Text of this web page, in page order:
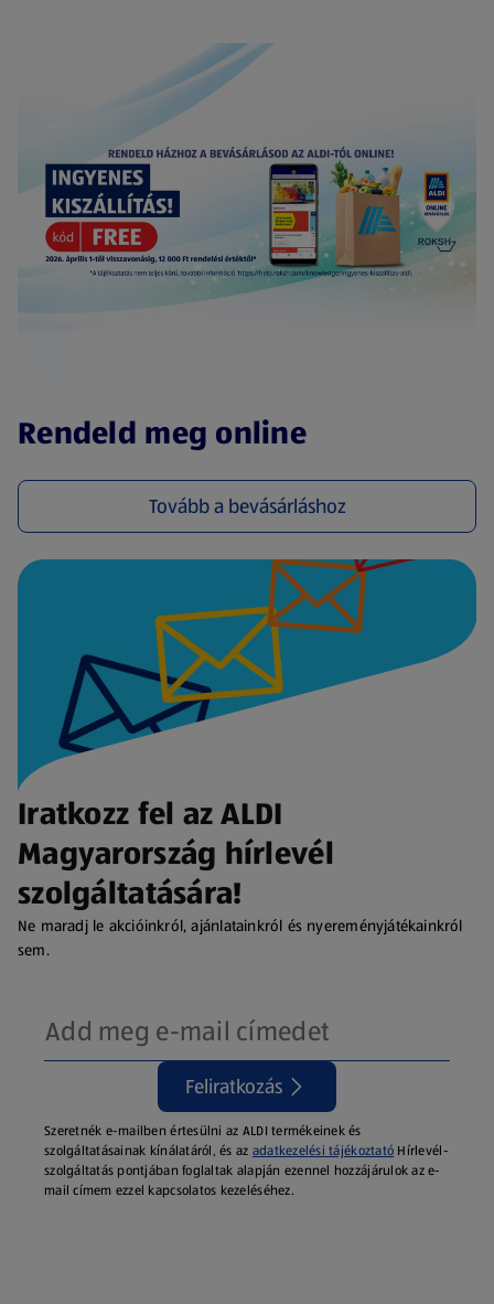
Rendeld meg online
Tovább a bevásárláshoz
(új oldalon nyílik meg)
Iratkozz fel az ALDI
Magyarország hírlevél
szolgáltatására!
Ne maradj le akcióinkról, ajánlatainkról és nyereményjátékainkról
sem.
Feliratkozás
Szeretnék e-mailben értesülni az ALDI termékeinek és
szolgáltatásainak kínálatáról, és az adatkezelési tájékoztató Hírlevél-
szolgáltatás pontjában foglaltak alapján ezennel hozzájárulok az e-
mail címem ezzel kapcsolatos kezeléséhez.